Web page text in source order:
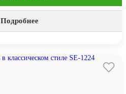
Подробнее